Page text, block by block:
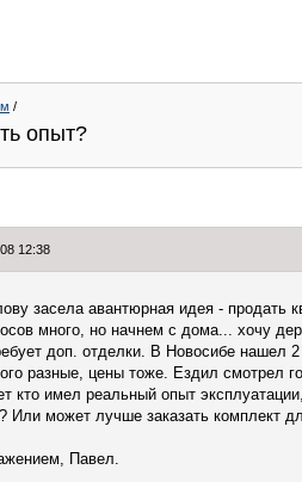
/
опыт?
12:38
засела авантюрная идея -
много, но начнем с дома... хочу
доп. отделки. В Новосибе нашел
разные, цены тоже. Ездил смотрел
кто имел реальный опыт
Или может лучше заказать комплект
Павел.